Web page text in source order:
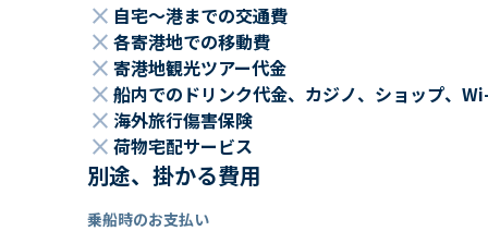
close 自宅～港までの交通費
close 各寄港地での移動費
close 寄港地観光ツアー代金
close 船内でのドリンク代金、カジノ、ショップ、
close 海外旅行傷害保険
close 荷物宅配サービス
別途、掛かる費用
乗船時のお支払い